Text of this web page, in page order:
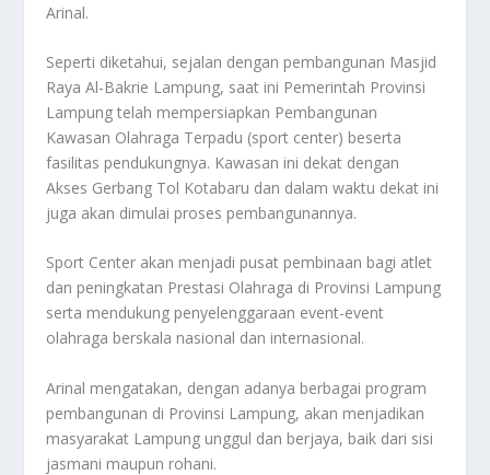
Arinal.
Seperti diketahui, sejalan dengan pembangunan Masjid
Raya Al-Bakrie Lampung, saat ini Pemerintah Provinsi
Lampung telah mempersiapkan Pembangunan
Kawasan Olahraga Terpadu (sport center) beserta
fasilitas pendukungnya. Kawasan ini dekat dengan
Akses Gerbang Tol Kotabaru dan dalam waktu dekat ini
juga akan dimulai proses pembangunannya.
Sport Center akan menjadi pusat pembinaan bagi atlet
dan peningkatan Prestasi Olahraga di Provinsi Lampung
serta mendukung penyelenggaraan event-event
olahraga berskala nasional dan internasional.
Arinal mengatakan, dengan adanya berbagai program
pembangunan di Provinsi Lampung, akan menjadikan
masyarakat Lampung unggul dan berjaya, baik dari sisi
jasmani maupun rohani.